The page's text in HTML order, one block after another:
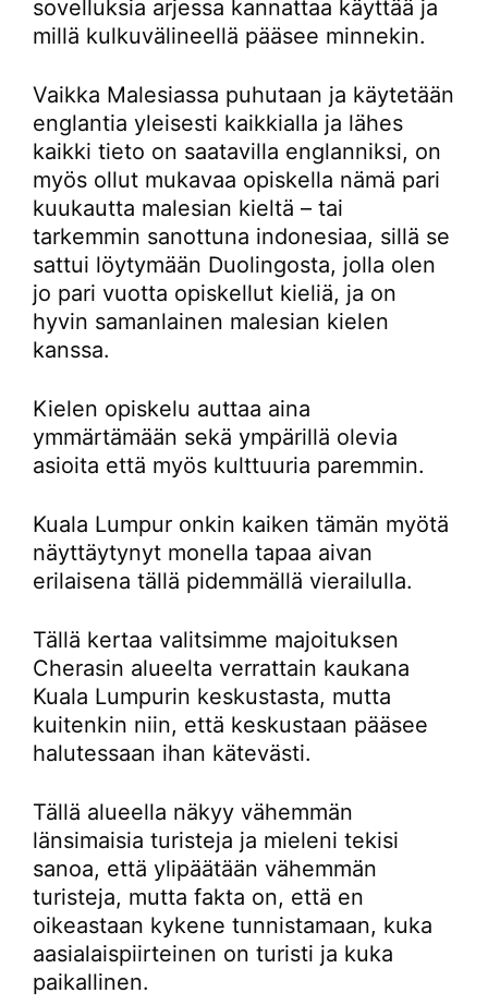
sovelluksia arjessa kannattaa käyttää ja
millä kulkuvälineellä pääsee minnekin.
Vaikka Malesiassa puhutaan ja käytetään
englantia yleisesti kaikkialla ja lähes
kaikki tieto on saatavilla englanniksi, on
myös ollut mukavaa opiskella nämä pari
kuukautta malesian kieltä – tai
tarkemmin sanottuna indonesiaa, sillä se
sattui löytymään Duolingosta, jolla olen
jo pari vuotta opiskellut kieliä, ja on
hyvin samanlainen malesian kielen
kanssa.
Kielen opiskelu auttaa aina
ymmärtämään sekä ympärillä olevia
asioita että myös kulttuuria paremmin.
Kuala Lumpur onkin kaiken tämän myötä
näyttäytynyt monella tapaa aivan
erilaisena tällä pidemmällä vierailulla.
Tällä kertaa valitsimme majoituksen
Cherasin alueelta verrattain kaukana
Kuala Lumpurin keskustasta, mutta
kuitenkin niin, että keskustaan pääsee
halutessaan ihan kätevästi.
Tällä alueella näkyy vähemmän
länsimaisia turisteja ja mieleni tekisi
sanoa, että ylipäätään vähemmän
turisteja, mutta fakta on, että en
oikeastaan kykene tunnistamaan, kuka
aasialaispiirteinen on turisti ja kuka
paikallinen.